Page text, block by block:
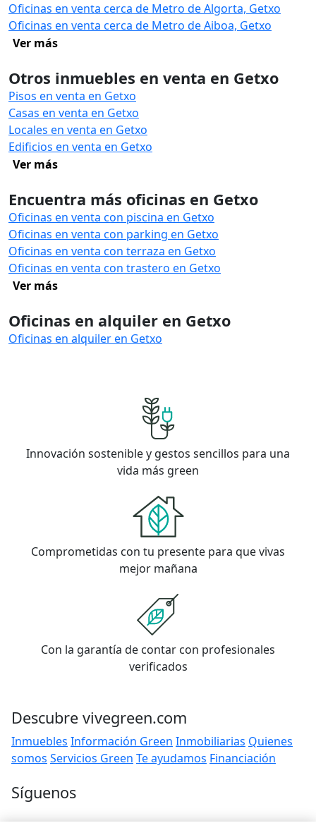
Oficinas en venta cerca de Metro de Algorta, Getxo
Oficinas en venta cerca de Metro de Aiboa, Getxo
Ver más
Otros inmuebles en venta en Getxo
Pisos en venta en Getxo
Casas en venta en Getxo
Locales en venta en Getxo
Edificios en venta en Getxo
Ver más
Encuentra más oficinas en Getxo
Oficinas en venta con piscina en Getxo
Oficinas en venta con parking en Getxo
Oficinas en venta con terraza en Getxo
Oficinas en venta con trastero en Getxo
Ver más
Oficinas en alquiler en Getxo
Oficinas en alquiler en Getxo
Innovación sostenible y gestos sencillos para una
vida más green
Comprometidas con tu presente para que vivas
mejor mañana
Con la garantía de contar con profesionales
verificados
Descubre vivegreen.com
Inmuebles Información Green Inmobiliarias Quienes
somos Servicios Green Te ayudamos Financiación
Síguenos
Contacto